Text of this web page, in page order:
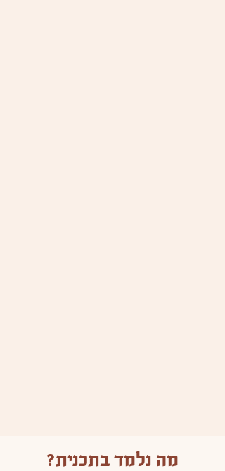
מה נלמד בתכנית?